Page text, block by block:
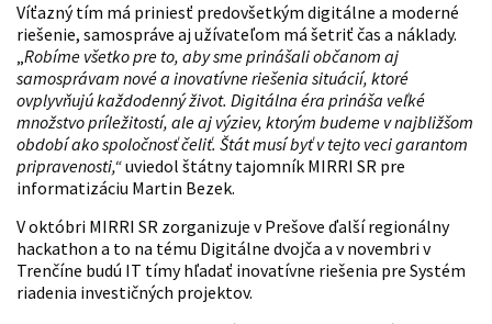
Víťazný tím má priniesť predovšetkým digitálne a moderné
riešenie, samospráve aj užívateľom má šetriť čas a náklady.
„Robíme všetko pre to, aby sme prinášali občanom aj
samosprávam nové a inovatívne riešenia situácií, ktoré
ovplyvňujú každodenný život. Digitálna éra prináša veľké
množstvo príležitostí, ale aj výziev, ktorým budeme v najbližšom
období ako spoločnosť čeliť. Štát musí byť v tejto veci garantom
pripravenosti,“uviedol štátny tajomník MIRRI SR pre
informatizáciu Martin Bezek.
V októbri MIRRI SR zorganizuje v Prešove ďalší regionálny
hackathon a to na tému Digitálne dvojča a v novembri v
Trenčíne budú IT tímy hľadať inovatívne riešenia pre Systém
riadenia investičných projektov.